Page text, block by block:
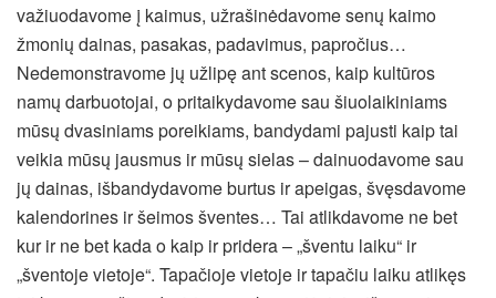
važiuodavome į kaimus, užrašinėdavome senų kaimo
žmonių dainas, pasakas, padavimus, papročius…
Nedemonstravome jų užlipę ant scenos, kaip kultūros
namų darbuotojai, o pritaikydavome sau šiuolaikiniams
mūsų dvasiniams poreikiams, bandydami pajusti kaip tai
veikia mūsų jausmus ir mūsų sielas – dainuodavome sau
jų dainas, išbandydavome burtus ir apeigas, švęsdavome
kalendorines ir šeimos šventes… Tai atlikdavome ne bet
kur ir ne bet kada o kaip ir pridera – „šventu laiku“ ir
„šventoje vietoje“. Tapačioje vietoje ir tapačiu laiku atlikęs